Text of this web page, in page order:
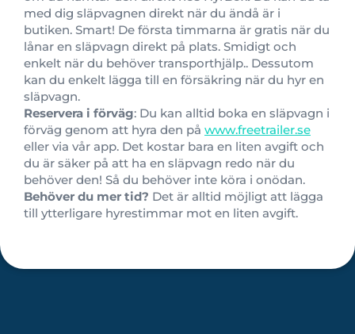
med dig släpvagnen direkt när du ändå är i
butiken. Smart! De första timmarna är gratis när du
lånar en släpvagn direkt på plats. Smidigt och
enkelt när du behöver transporthjälp.. Dessutom
kan du enkelt lägga till en försäkring när du hyr en
släpvagn.
Reservera i förväg: Du kan alltid boka en släpvagn i
förväg genom att hyra den på www.freetrailer.se
eller via vår app. Det kostar bara en liten avgift och
du är säker på att ha en släpvagn redo när du
behöver den! Så du behöver inte köra i onödan.
Behöver du mer tid? Det är alltid möjligt att lägga
till ytterligare hyrestimmar mot en liten avgift.